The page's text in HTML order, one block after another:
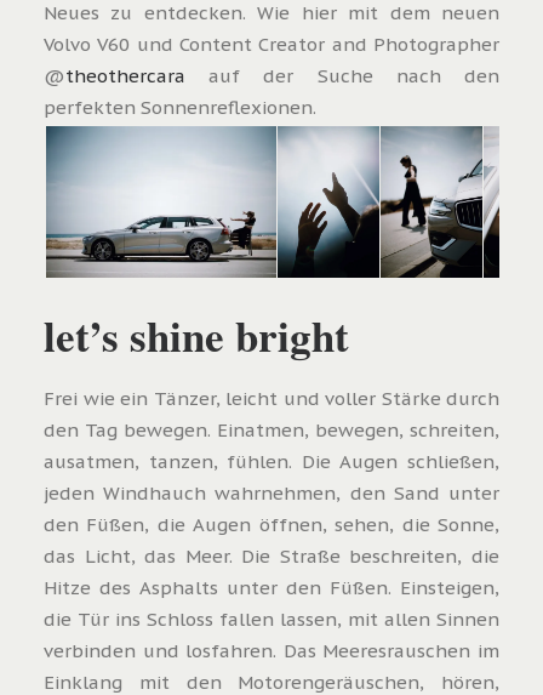
Neues zu entdecken. Wie hier mit dem neuen
Volvo V60 und Content Creator and Photographer
@theothercara auf der Suche nach den
perfekten Sonnenreflexionen.
let’s shine bright
Frei wie ein Tänzer, leicht und voller Stärke durch
den Tag bewegen. Einatmen, bewegen, schreiten,
ausatmen, tanzen, fühlen. Die Augen schließen,
jeden Windhauch wahrnehmen, den Sand unter
den Füßen, die Augen öffnen, sehen, die Sonne,
das Licht, das Meer. Die Straße beschreiten, die
Hitze des Asphalts unter den Füßen. Einsteigen,
die Tür ins Schloss fallen lassen, mit allen Sinnen
verbinden und losfahren. Das Meeresrauschen im
Einklang mit den Motorengeräuschen, hören,